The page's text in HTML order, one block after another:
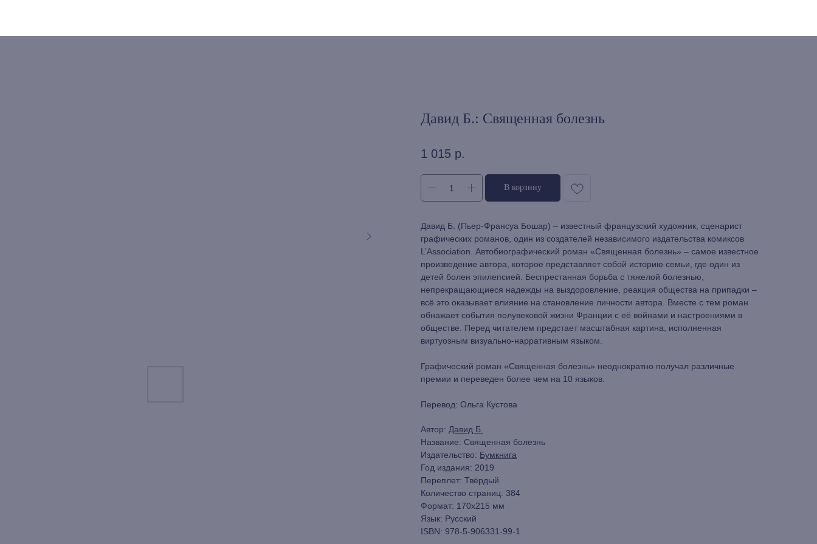
Давид Б.: Священная болезнь
1 015 р.
В корзину
Давид Б. (Пьер-Франсуа Бошар) – известный французский художник, сценарист
графических романов, один из создателей независимого издательства комиксов
L’Association. Автобиографический роман «Священная болезнь» – самое известное
произведение автора, которое представляет собой историю семьи, где один из
детей болен эпилепсией. Беспрестанная борьба с тяжелой болезнью,
непрекращающиеся надежды на выздоровление, реакция общества на припадки –
всё это оказывает влияние на становление личности автора. Вместе с тем роман
обнажает события полувековой жизни Франции с её войнами и настроениями в
обществе. Перед читателем предстает масштабная картина, исполненная
виртуозным визуально-нарративным языком.
Графический роман «Священная болезнь» неоднократно получал различные
премии и переведен более чем на 10 языков.
Перевод: Ольга Кустова
Автор: Давид Б.
Название: Священная болезнь
Издательство: Бумкнига
Год издания: 2019
Переплет: Твёрдый
Количество страниц: 384
Формат: 170х215 мм
Язык: Русский
ISBN: 978-5-906331-99-1